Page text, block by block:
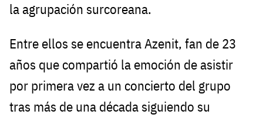
la agrupación surcoreana.
Entre ellos se encuentra Azenit, fan de 23
años que compartió la emoción de asistir
por primera vez a un concierto del grupo
tras más de una década siguiendo su